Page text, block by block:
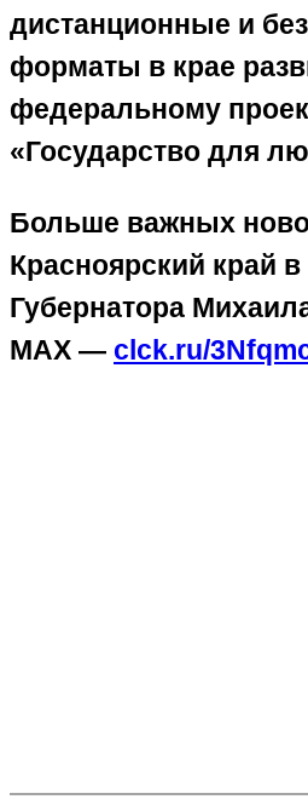
дистанционные и
форматы в крае
федеральному
«Государство для
Больше важных
Красноярский край в
Губернатора
MAX — clck.ru/